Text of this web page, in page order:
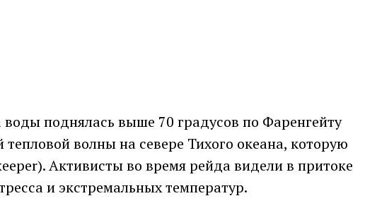
поднялась выше 70 градусов по Фаренгейту
волны на севере Тихого океана, которую
Активисты во время рейда видели в притоке
и экстремальных температур.